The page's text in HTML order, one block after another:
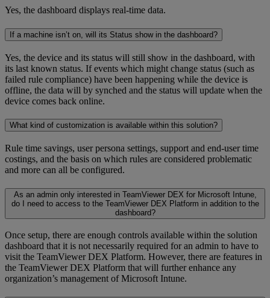
Yes, the dashboard displays real-time data.
If a machine isn’t on, will its Status show in the dashboard?
Yes, the device and its status will still show in the dashboard, with
its last known status. If events which might change status (such as
failed rule compliance) have been happening while the device is
offline, the data will by synched and the status will update when the
device comes back online.
What kind of customization is available within this solution?
Rule time savings, user persona settings, support and end-user time
costings, and the basis on which rules are considered problematic
and more can all be configured.
As an admin only interested in TeamViewer DEX for Microsoft Intune,
do I need to access to the TeamViewer DEX Platform in addition to the
dashboard?
Once setup, there are enough controls available within the solution
dashboard that it is not necessarily required for an admin to have to
visit the TeamViewer DEX Platform. However, there are features in
the TeamViewer DEX Platform that will further enhance any
organization’s management of Microsoft Intune.